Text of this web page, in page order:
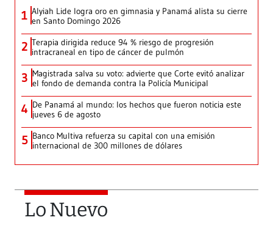
1 Alyiah Lide logra oro en gimnasia y Panamá alista su cierre
en Santo Domingo 2026
2 Terapia dirigida reduce 94 % riesgo de progresión
intracraneal en tipo de cáncer de pulmón
3 Magistrada salva su voto: advierte que Corte evitó analizar
el fondo de demanda contra la Policía Municipal
4 De Panamá al mundo: los hechos que fueron noticia este
jueves 6 de agosto
5 Banco Multiva refuerza su capital con una emisión
internacional de 300 millones de dólares
Lo Nuevo